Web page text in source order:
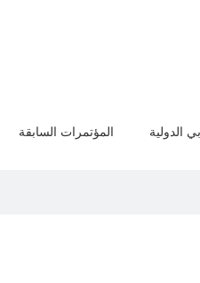
الدولية المؤتمرات السابقة